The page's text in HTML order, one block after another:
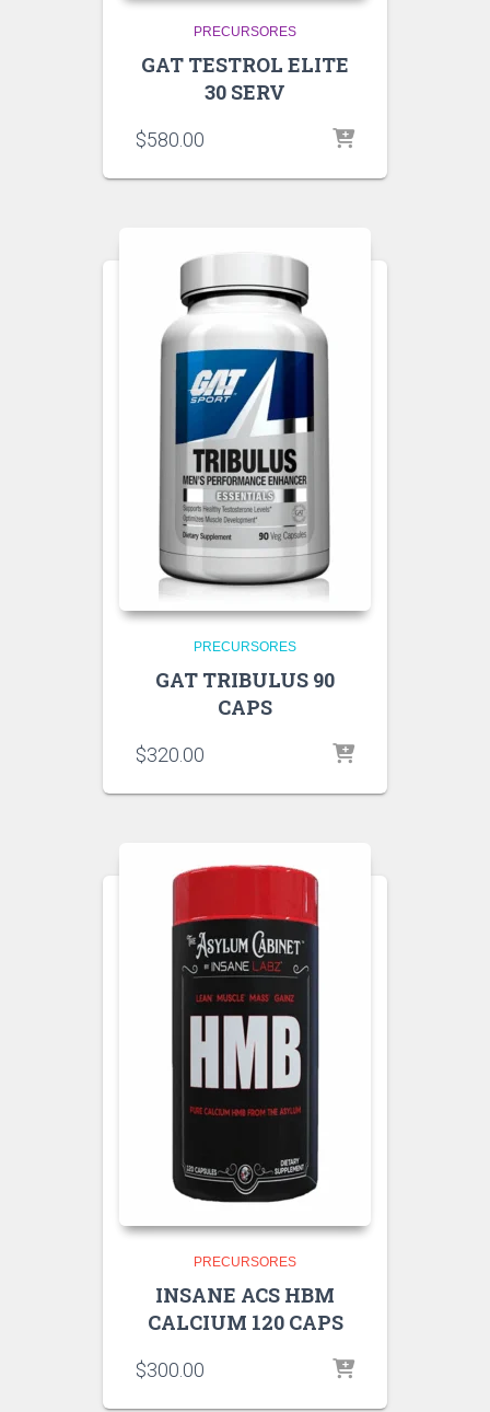
PRECURSORES
GAT TESTROL ELITE
30 SERV
$580.00
PRECURSORES
GAT TRIBULUS 90
CAPS
$320.00
PRECURSORES
INSANE ACS HBM
CALCIUM 120 CAPS
$300.00